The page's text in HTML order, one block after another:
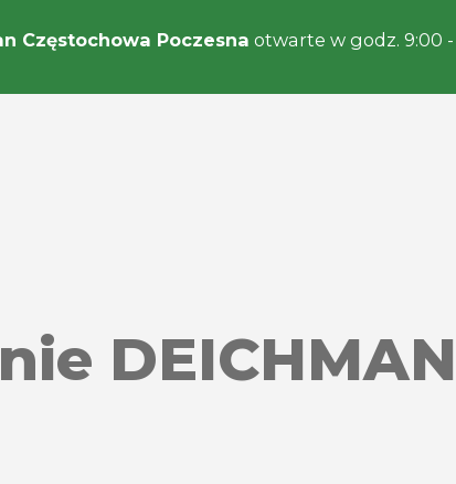
Częstochowa Poczesna otwarte w godz. 9:00 -